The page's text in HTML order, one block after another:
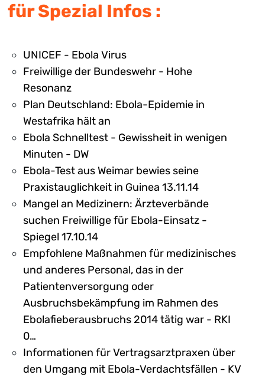
für Spezial Infos :
UNICEF - Ebola Virus
Freiwillige der Bundeswehr - Hohe
Resonanz
Plan Deutschland: Ebola-Epidemie in
Westafrika hält an
Ebola Schnelltest - Gewissheit in wenigen
Minuten - DW
Ebola-Test aus Weimar bewies seine
Praxistauglichkeit in Guinea 13.11.14
Mangel an Medizinern: Ärzteverbände
suchen Freiwillige für Ebola-Einsatz -
Spiegel 17.10.14
Empfohlene Maßnahmen für medizinisches
und anderes Personal, das in der
Patientenversorgung oder
Ausbruchsbekämpfung im Rahmen des
Ebolafieberausbruchs 2014 tätig war - RKI
0…
Informationen für Vertragsarztpraxen über
den Umgang mit Ebola-Verdachtsfällen - KV